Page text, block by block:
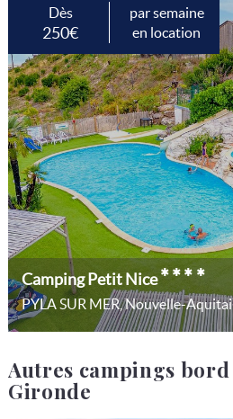
Dès
250€
par semaine
en location
Camping Petit Nice****
PYLA SUR MER, Nouvelle-
Autres campings
Gironde